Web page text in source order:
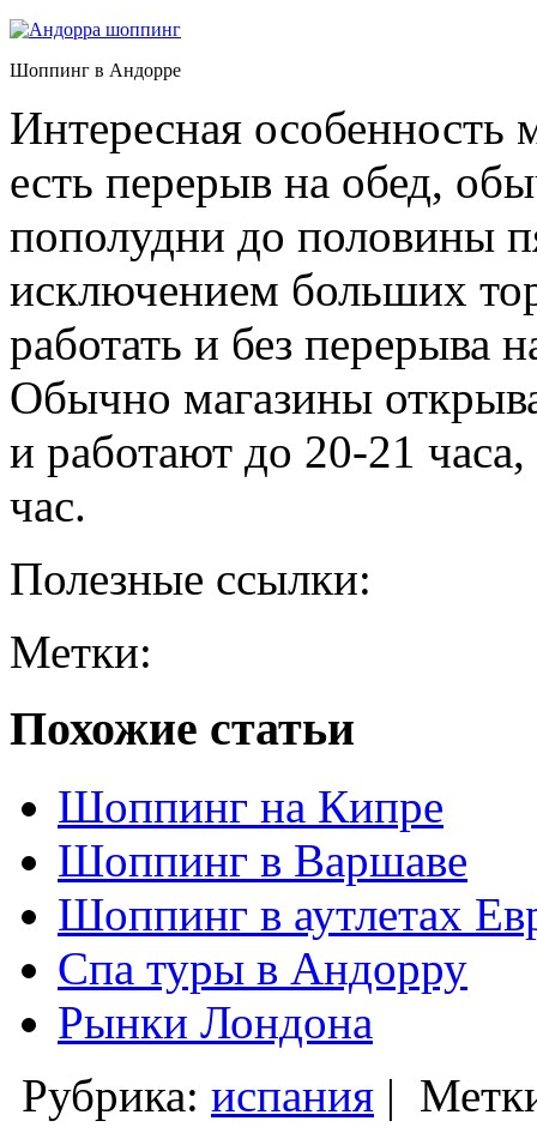
Шоппинг в Андорре
Интересная особенность
есть перерыв на обед,
пополудни до половины
исключением больших
работать и без перерыва
Обычно магазины
и работают до 20-21
час.
Полезные ссылки:
Метки:
Похожие статьи
Шоппинг на Кипре
Шоппинг в Варшаве
Шоппинг в аутлетах
Спа туры в Андорру
Рынки Лондона
Рубрика: испания |